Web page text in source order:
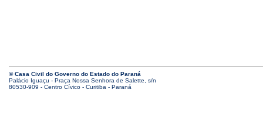
© Casa Civil do Governo do Estado do Paraná
Palácio Iguaçu - Praça Nossa Senhora de Salette, s/n
80530-909 - Centro Cívico - Curitiba - Paraná